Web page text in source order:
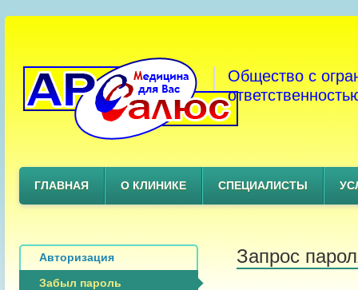
Общество с
ГЛАВНАЯ О КЛИНИКЕ СПЕЦИАЛИСТЫ
Авторизация
Забыл пароль
Запрос